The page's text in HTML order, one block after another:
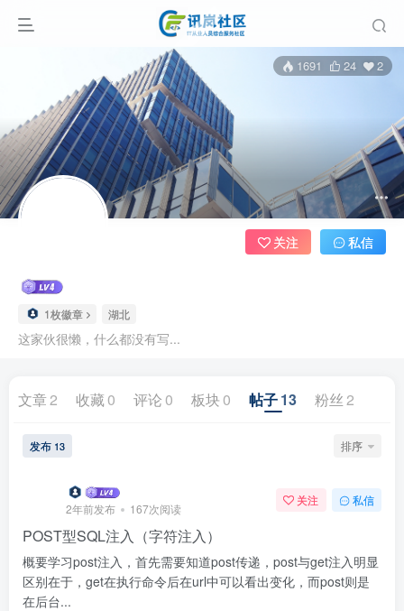
1691 24 2
1枚徽章 湖北
这家伙很懒，什么都没有写...
关注 私信
文章2 收藏 0 评论 0 板块 0 帖子13 粉丝 2
发布 13 排序
2年前发布 167次阅读
关注 私信
POST型SQL注入（字符注入）
概要学习post注入，首先需要知道post传递，post与get注入明显
区别在于，get在执行命令后在url中可以看出变化，而post则是
在后台...